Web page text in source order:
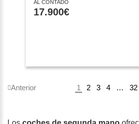
AL CONTADO
17.900€
Anterior 1 2 3 4 … 32